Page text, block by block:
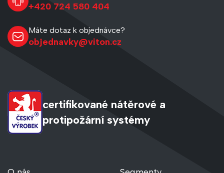
+420 724 580 404
Máte dotaz k objednávce?
objednavky@viton.cz
certifikované nátěrové a
protipožární systémy